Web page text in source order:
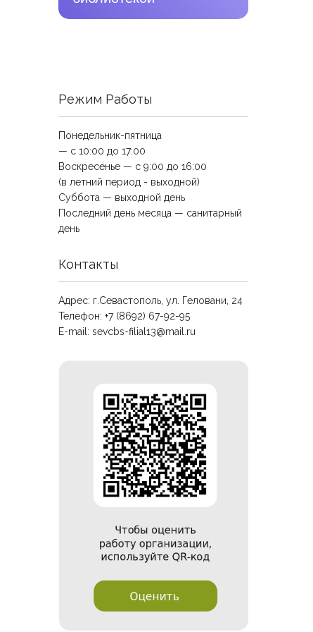
Режим Работы
Понедельник-пятница
— с 10:00 до 17:00
Воскресенье — с 9:00 до 16:00
(в летний период - выходной)
Суббота — выходной день
Последний день месяца — санитарный
день
Контакты
Адрес: г.Севастополь, ул. Геловани, 24
Телефон: +7 (8692) 67-92-95
E-mail: sevcbs-filial13@mail.ru